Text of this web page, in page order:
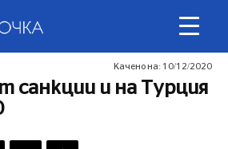
Качено на: 10/12/2020
санкции и на Турция